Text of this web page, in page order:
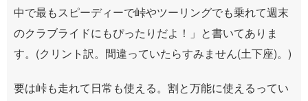
中で最もスピーディーで峠やツーリングでも乗れて週末
のクラブライドにもぴったりだよ！」と書いてありま
す。(クリント訳。間違っていたらすみません(土下座)。)
要は峠も走れて日常も使える。割と万能に使えるってい